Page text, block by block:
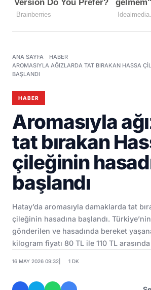
ANA SAYFA
HABER
AROMASIYLA AĞIZLARDA TAT BIRAKAN HASSA
BAŞLANDI
HABER
Aromasıyla
tat bırakan
çileğinin
başlandı
Hatay’da aromasıyla damaklarda tat
çileğinin hasadına başlandı.
gönderilen ve hasadında bereket
kilogram fiyatı 80 TL ile 110 TL arasında
16 MAY 2026 09:32 1 DK